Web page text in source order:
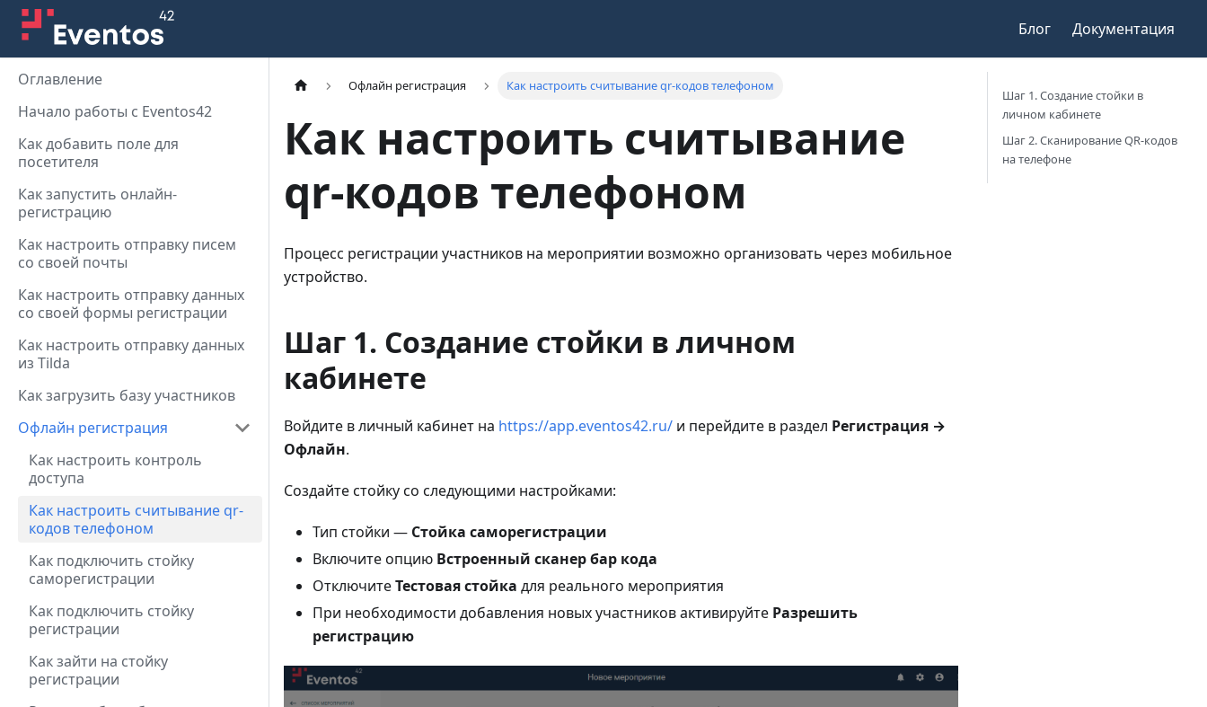
Блог Документация
Оглавление
Начало работы с Eventos42
Как добавить поле для
посетителя
Как запустить онлайн-
регистрацию
Как настроить отправку писем
со своей почты
Как настроить отправку данных
со своей формы регистрации
Как настроить отправку данных
из Tilda
Как загрузить базу участников
Офлайн регистрация
Как настроить контроль
доступа
Как настроить считывание qr-
кодов телефоном
Как подключить стойку
саморегистрации
Как подключить стойку
регистрации
Как зайти на стойку
регистрации
Офлайн регистрация Как настроить считывание qr-кодов телефоном
Как настроить считывание
qr-кодов телефоном
Процесс регистрации участников на мероприятии возможно организовать через мобильное
устройство.
Шаг 1. Создание стойки в личном
кабинете
Войдите в личный кабинет на https://app.eventos42.ru/ и перейдите в раздел Регистрация →
Офлайн.
Создайте стойку со следующими настройками:
Тип стойки — Стойка саморегистрации
Включите опцию Встроенный сканер бар кода
ОтключитеТестовая стойка для реального мероприятия
При необходимости добавления новых участников активируйте Разрешить
регистрацию
Шаг 1. Создание стойки в
личном кабинете
Шаг 2. Сканирование QR-кодов
на телефоне